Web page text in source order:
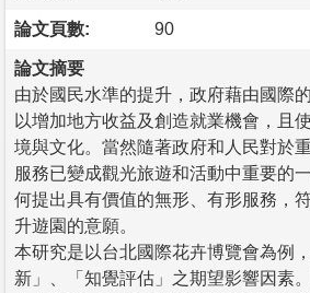
論文頁數: 90
論文摘要
由於國民水準的提升，政府藉由國際
以增加地方收益及創造就業機會，且
境與文化。當然隨著政府和人民對於
服務已變成觀光旅遊和活動中重要的
何提出具有價值的無形、有形服務，
升遊園的意願。
本研究是以台北國際花卉博覽會為例
新」、「知覺評估」之期望影響因素